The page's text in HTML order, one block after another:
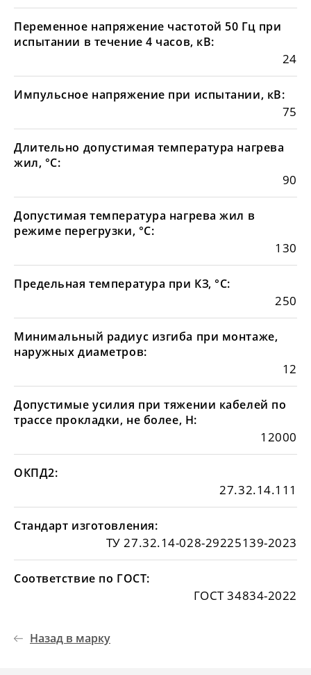
Переменное напряжение частотой 50 Гц при
испытании в течение 4 часов, кВ:
24
Импульсное напряжение при испытании, кВ:
75
Длительно допустимая температура нагрева
жил, °С:
90
Допустимая температура нагрева жил в
режиме перегрузки, °С:
130
Предельная температура при КЗ, °С:
250
Минимальный радиус изгиба при монтаже,
наружных диаметров:
12
Допустимые усилия при тяжении кабелей по
трассе прокладки, не более, Н:
12000
ОКПД2:
27.32.14.111
Стандарт изготовления:
ТУ 27.32.14-028-29225139-2023
Соответствие по ГОСТ:
ГОСТ 34834-2022
Назад в марку